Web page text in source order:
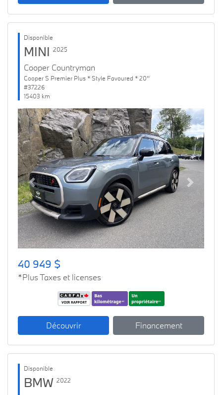
Disponible
MINI 2025
Cooper Countryman
Cooper S Premier Plus * Style Favoured * 20''
#37226
15403 km
Previous Next
40 949 $
*Plus Taxes et licenses
Découvrir Financement
Disponible
BMW 2022